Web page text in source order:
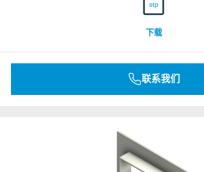
Underwriters Laboratories Inc.
Underwriters Laboratories Inc.
stp
下载
联系我们